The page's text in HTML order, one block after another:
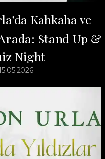
Kahkaha ve
Stand Up &
Night